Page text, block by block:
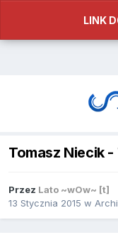
LINK
Tomasz Niecik
Przez Lato ~wOw~ [t]
13 Stycznia 2015 w